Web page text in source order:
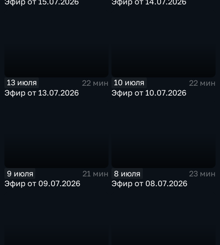
13 июля
22 мин
Эфир от 13.07.2026
10 июля
22 мин
Эфир от 10.07.2026
9 июля
21 мин
Эфир от 09.07.2026
8 июля
23 мин
Эфир от 08.07.2026